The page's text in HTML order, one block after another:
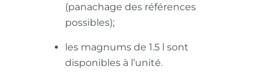
(panachage des références
possibles);
les magnums de 1.5 l sont
disponibles à l’unité.